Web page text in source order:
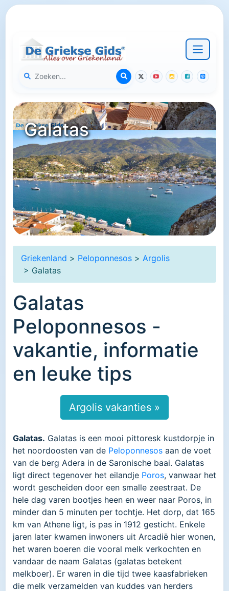
Galatas
Griekenland > Peloponnesos > Argolis
> Galatas
Galatas
Peloponnesos -
vakantie, informatie
en leuke tips
Argolis vakanties »
Galatas. Galatas is een mooi pittoresk kustdorpje in
het noordoosten van de Peloponnesos aan de voet
van de berg Adera in de Saronische baai. Galatas
ligt direct tegenover het eilandje Poros, vanwaar het
wordt gescheiden door een smalle zeestraat. De
hele dag varen bootjes heen en weer naar Poros, in
minder dan 5 minuten per tochtje. Het dorp, dat 165
km van Athene ligt, is pas in 1912 gesticht. Enkele
jaren later kwamen inwoners uit Arcadië hier wonen,
het waren boeren die vooral melk verkochten en
vandaar de naam Galatas (galatas betekent
melkboer). Er waren in die tijd twee kaasfabrieken
die melk verzamelden van kuddes van herders